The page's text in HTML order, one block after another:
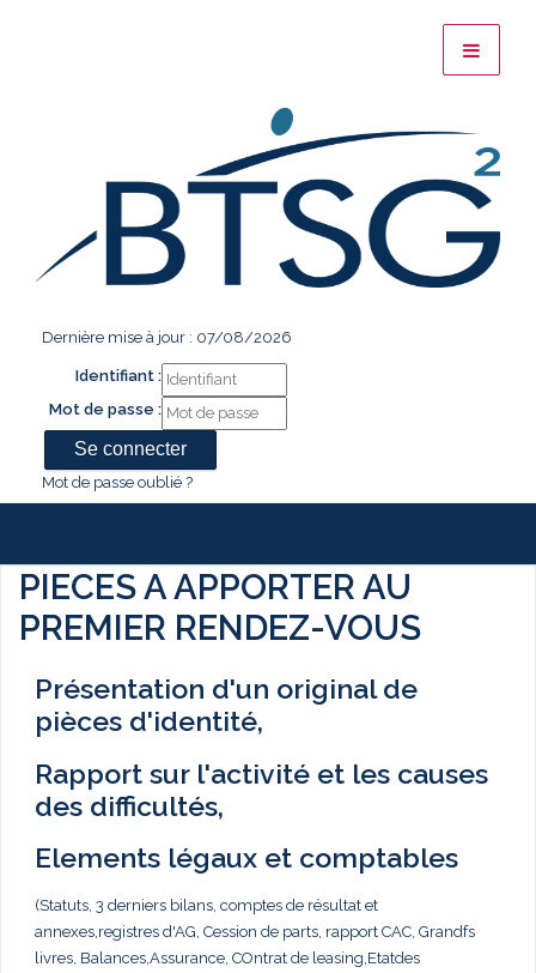
Dernière mise à jour : 07/08/2026
Identifiant :
Mot de passe :
Mot de passe oublié ?
PIECES A APPORTER AU
PREMIER RENDEZ-VOUS
Présentation d'un original de
pièces d'identité,
Rapport sur l'activité et les causes
des difficultés,
Elements légaux et comptables
(Statuts, 3 derniers bilans, comptes de résultat et
annexes,registres d'AG, Cession de parts, rapport CAC, Grandfs
livres, Balances,Assurance, COntrat de leasing,Etatdes